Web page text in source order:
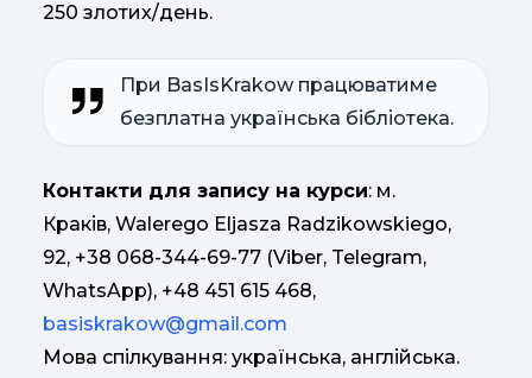
250 злотих/день.
При BasIsKrakow працюватиме
безплатна українська бібліотека.
Контакти для запису на курси: м.
Краків, Walerego Eljasza Radzikowskiego,
92, +38 068-344-69-77 (Viber, Telegram,
WhatsApp), +48 451 615 468,
basiskrakow@gmail.com
Мова спілкування: українська, англійська.